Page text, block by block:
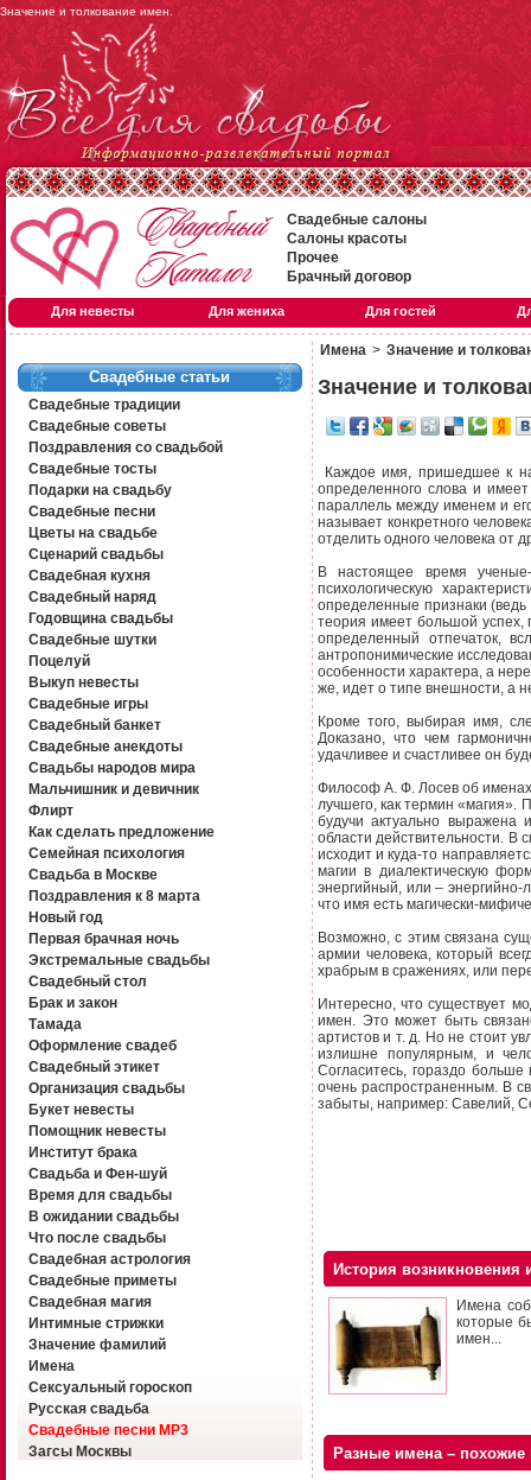
Значение и толкование имен.
Свадебные салоны
Салоны красоты
Прочее
Брачный договор
Для невесты Для жениха Для гостей
Свадебные статьи
Свадебные традиции
Свадебные советы
Поздравления со свадьбой
Свадебные тосты
Подарки на свадьбу
Свадебные песни
Цветы на свадьбе
Сценарий свадьбы
Свадебная кухня
Свадебный наряд
Годовщина свадьбы
Свадебные шутки
Поцелуй
Выкуп невесты
Свадебные игры
Свадебный банкет
Свадебные анекдоты
Свадьбы народов мира
Мальчишник и девичник
Флирт
Как сделать предложение
Семейная психология
Свадьба в Москве
Поздравления к 8 марта
Новый год
Первая брачная ночь
Экстремальные свадьбы
Свадебный стол
Брак и закон
Тамада
Оформление свадеб
Свадебный этикет
Организация свадьбы
Букет невесты
Помощник невесты
Институт брака
Свадьба и Фен-шуй
Время для свадьбы
В ожидании свадьбы
Что после свадьбы
Свадебная астрология
Свадебные приметы
Свадебная магия
Интимные стрижки
Значение фамилий
Имена
Сексуальный гороскоп
Русская свадьба
Свадебные песни MP3
Загсы Москвы
Имена > Значение и
Значение и
Каждое имя, пришедшее к
определенного слова и
параллель между именем и
называет конкретного
отделить одного человека от
В настоящее время
психологическую
определенные признаки
теория имеет большой успех,
определенный отпечаток,
антропонимические
особенности характера, а
же, идет о типе внешности, а
Кроме того, выбирая имя,
Доказано, что чем
удачливее и счастливее он
Философ А. Ф. Лосев об именах
лучшего, как термин «магия».
будучи актуально
области действительности. В
исходит и куда-то
магии в диалектическую
энергийный, или –
что имя есть магически-
Возможно, с этим связана
армии человека, который
храбрым в сражениях, или
Интересно, что существует
имен. Это может быть
артистов и т. д. Но не стоит
излишне популярным, и
Согласитесь, гораздо
очень распространенным. В
забыты, например: Савелий,
История возникновения
Имена
которые
имен...
Разные имена – похожие